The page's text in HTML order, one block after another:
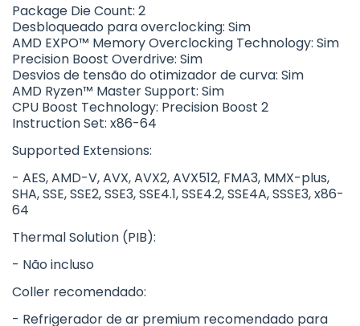
Package Die Count: 2
Desbloqueado para overclocking: Sim
AMD EXPO™ Memory Overclocking Technology: Sim
Precision Boost Overdrive: Sim
Desvios de tensão do otimizador de curva: Sim
AMD Ryzen™ Master Support: Sim
CPU Boost Technology: Precision Boost 2
Instruction Set: x86-64
Supported Extensions:
- AES, AMD-V, AVX, AVX2, AVX512, FMA3, MMX-plus,
SHA, SSE, SSE2, SSE3, SSE4.1, SSE4.2, SSE4A, SSSE3, x86-
64
Thermal Solution (PIB):
- Não incluso
Coller recomendado:
- Refrigerador de ar premium recomendado para